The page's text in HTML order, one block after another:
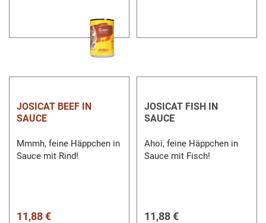
JOSICAT BEEF IN
SAUCE
Mmmh, feine Häppchen in
Sauce mit Rind!
11,88 €
JOSICAT FISH IN
SAUCE
Ahoi, feine Häppchen in
Sauce mit Fisch!
11,88 €